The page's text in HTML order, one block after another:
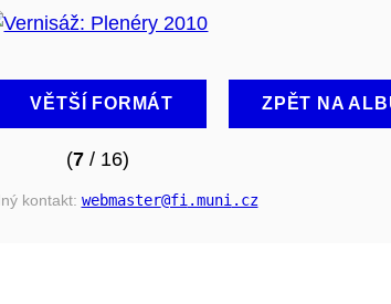
VĚTŠÍ FORMÁT ZPĚT NA
(7/ 16)
kontakt: webmaster@fi .muni .cz